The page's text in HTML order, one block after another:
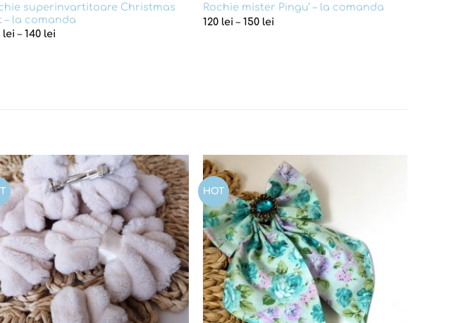
superinvartitoare Christmas
– la comanda
lei – 140 lei
Rochie mister Pingu’ – la comanda
120 lei – 150 lei
Add to
wishlist
HOT